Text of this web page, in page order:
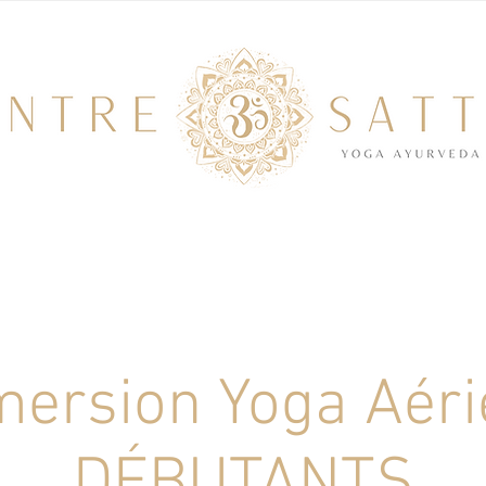
Yoga